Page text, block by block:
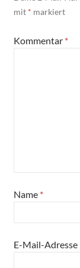
mit * markiert
Kommentar *
Name *
E-Mail-Adresse